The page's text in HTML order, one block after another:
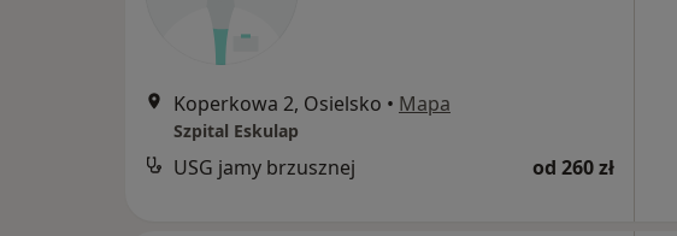
Koperkowa 2, Osielsko • Mapa
Szpital Eskulap
USG jamy brzusznej od 260 zł